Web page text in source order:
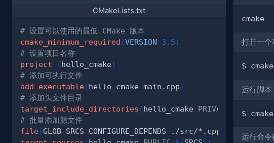
CMakeLists.txt
# 设置可以使用的最低 CMake 版本
cmake_minimum_required (VERSION 3.5)
# 设置项目名称
project
(hello_cmake)
# 添加可执行文件
add_executable(hello_cmake main.cpp)
# 添加头文件目录
target_include_directories (hello_cmake PRIVATE ./include
# 批量添加源文件
file(GLOB SRCS CONFIGURE_DEPENDS ./src/*.cpp
cmake
打开一个
$ cmake
运行脚本
$ cmake
运行命令